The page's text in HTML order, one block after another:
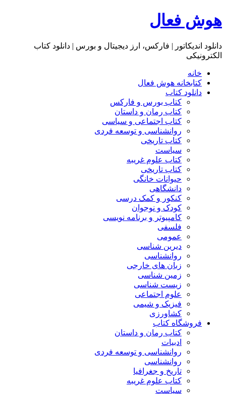
هوش فعال
دانلود اندیکاتور | فارکس، ارز دیجیتال و بورس | دانلود کتاب
الکترونیکی
خانه
کتابخانه هوش فعال
دانلود کتاب
کتاب بورس و فارکس
کتاب رمان و داستان
کتاب اجتماعی و سیاسی
روانشناسی و توسعه فردی
کتاب تاریخی
سیاست
کتاب علوم غریبه
کتاب تاریخی
حیوانات خانگی
دانشگاهی
کنکور و کمک‌ درسی
کودک و نوجوان
کامپیوتر و برنامه نویسی
فلسفی
عمومی
دیرین شناسی
روانشناسی
زبان های خارجی
زمین شناسی
زیست شناسی
علوم اجتماعی
فیزیک و شیمی
کشاورزی
فروشگاه کتاب
کتاب رمان و داستان
ادبیات
روانشناسی و توسعه فردی
روانشناسی
تاریخ و جغرافیا
کتاب علوم غریبه
سیاست